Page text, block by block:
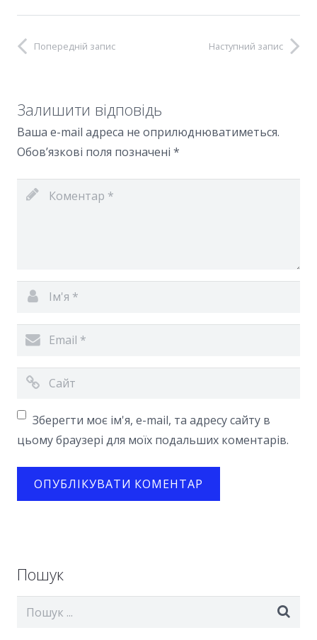
Попередній запис Наступний запис
Залишити відповідь
Ваша e-mail адреса не оприлюднюватиметься.
Обов’язкові поля позначені *
Зберегти моє ім'я, e-mail, та адресу сайту в
цьому браузері для моїх подальших коментарів.
Пошук